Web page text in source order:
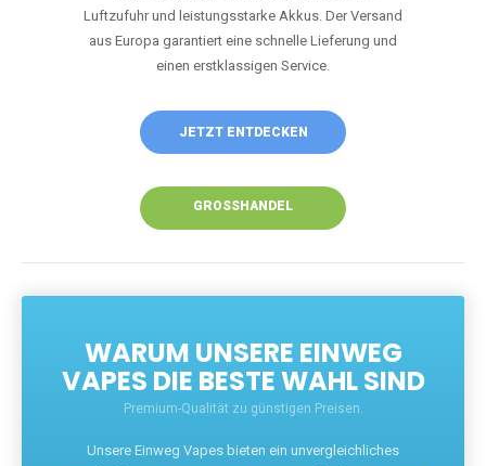
Luftzufuhr und leistungsstarke Akkus. Der Versand
aus Europa garantiert eine schnelle Lieferung und
einen erstklassigen Service.
JETZT ENTDECKEN
GROSSHANDEL
WARUM UNSERE EINWEG
VAPES DIE BESTE WAHL SIND
Premium-Qualität zu günstigen Preisen.
Unsere Einweg Vapes bieten ein unvergleichliches